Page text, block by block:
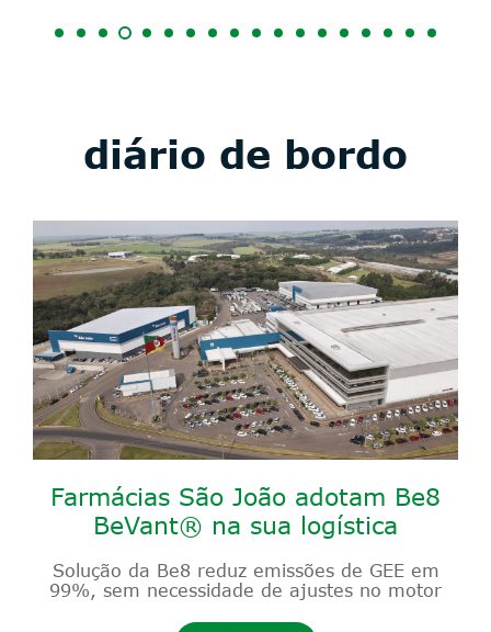
diário de bordo
Farmácias São João adotam Be8
BeVant® na sua logística
Solução da Be8 reduz emissões de GEE em
99%, sem necessidade de ajustes no motor